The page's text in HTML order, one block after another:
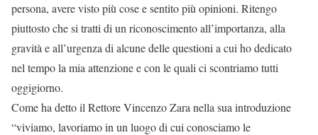
persona, avere visto più cose e sentito più opinioni. Ritengo
piuttosto che si tratti di un riconoscimento all’importanza, alla
gravità e all’urgenza di alcune delle questioni a cui ho dedicato
nel tempo la mia attenzione e con le quali ci scontriamo tutti
oggigiorno.
Come ha detto il Rettore Vincenzo Zara nella sua introduzione
“viviamo, lavoriamo in un luogo di cui conosciamo le